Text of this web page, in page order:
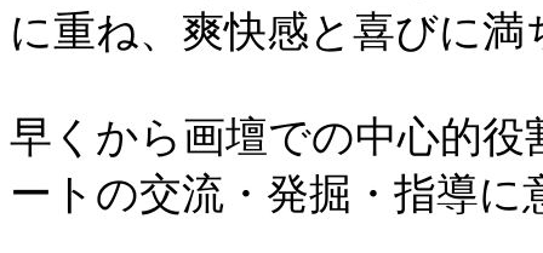
に重ね、爽快感と喜びに
早くから画壇での中心的
ートの交流・発掘・指導に